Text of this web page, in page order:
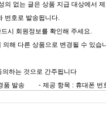
없는 글은 상품 지급 대상에서 제
번호로 발송됩니다.
시 회원정보를 확인해 주세요.
해 다른 상품으로 변경될 수 있습
하는 것으로 간주됩니다
발송 - 제공 항목 : 휴대폰 번